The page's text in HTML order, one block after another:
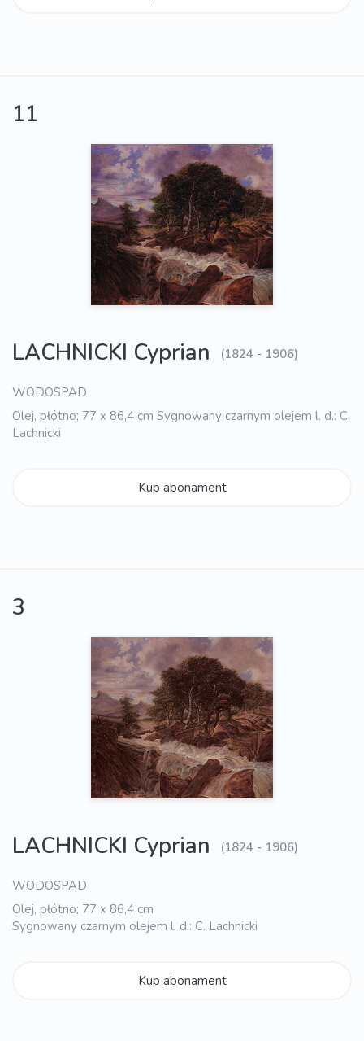
11
LACHNICKI Cyprian (1824 - 1906)
WODOSPAD
Olej, płótno; 77 x 86,4 cm Sygnowany czarnym olejem l. d.: C.
Lachnicki
Kup abonament
3
LACHNICKI Cyprian (1824 - 1906)
WODOSPAD
Olej, płótno; 77 x 86,4 cm
Sygnowany czarnym olejem l. d.: C. Lachnicki
Kup abonament